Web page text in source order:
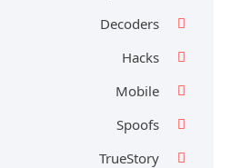
Decoders
Hacks
Mobile
Spoofs
TrueStory